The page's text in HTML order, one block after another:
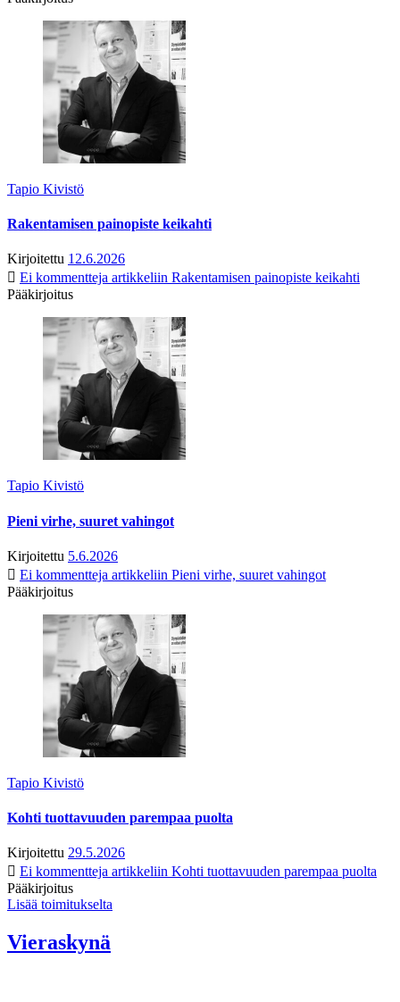
Tapio Kivistö
Rakentamisen painopiste keikahti
Kirjoitettu 12.6.2026
Ei kommentteja artikkeliin Rakentamisen painopiste keikahti
Pääkirjoitus
Tapio Kivistö
Pieni virhe, suuret vahingot
Kirjoitettu 5.6.2026
Ei kommentteja artikkeliin Pieni virhe, suuret vahingot
Pääkirjoitus
Tapio Kivistö
Kohti tuottavuuden parempaa puolta
Kirjoitettu 29.5.2026
Ei kommentteja artikkeliin Kohti tuottavuuden parempaa puolta
Pääkirjoitus
Lisää toimitukselta
Vieraskynä